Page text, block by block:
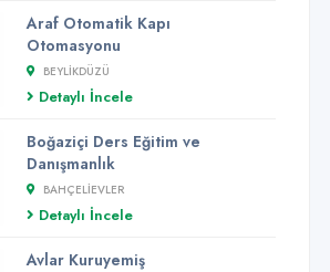
Araf Otomatik Kapı
Otomasyonu
BEYLIKDÜZÜ
Detaylı İncele
Boğaziçi Ders Eğitim ve
Danışmanlık
BAHÇELIEVLER
Detaylı İncele
Avlar Kuruyemiş